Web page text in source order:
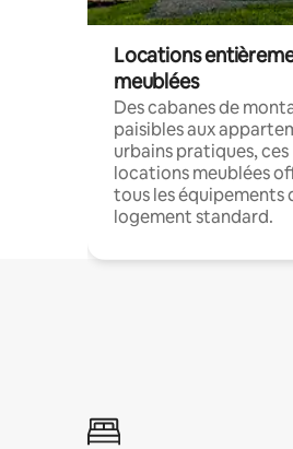
Locations
meublées
Des cabanes de
paisibles aux
urbains pratiques, ces
locations meublées
tous les équipements
logement standard.